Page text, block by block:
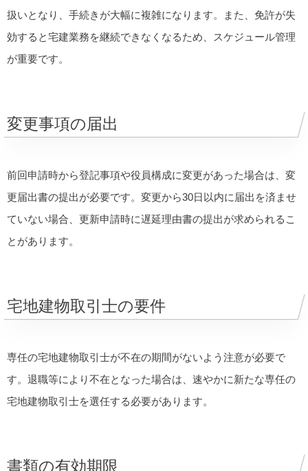
扱いとなり、手続きが大幅に複雑になります。また、免許が失
効すると宅建業務を継続できなくなるため、スケジュール管理
が重要です。
変更事項の届出
前回申請時から登記事項や役員構成に変更があった場合は、変
更届出書の提出が必要です。変更から30日以内に届出を済ませ
ていない場合、更新申請時に遅延理由書の提出が求められるこ
とがあります。
宅地建物取引士の要件
専任の宅地建物取引士が不在の期間がないよう注意が必要で
す。退職等により不在となった場合は、速やかに新たな専任の
宅地建物取引士を選任する必要があります。
書類の有効期限